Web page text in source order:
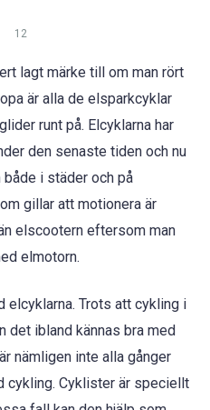
12
lagt märke till om man rört
är alla de elsparkcyklar
runt på. Elcyklarna har
den senaste tiden och nu
i städer och på
gillar att motionera är
elscootern eftersom man
elmotorn.
elcyklarna. Trots att cykling i
det ibland kännas bra med
nämligen inte alla gånger
cykling. Cyklister är speciellt